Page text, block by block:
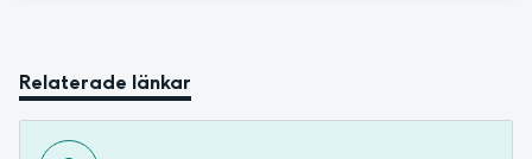
Relaterade länkar